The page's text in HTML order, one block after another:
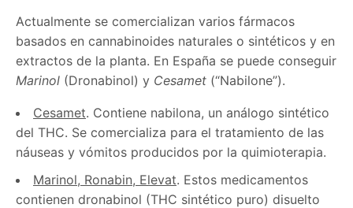
Actualmente se comercializan varios fármacos
basados en cannabinoides naturales o sintéticos y en
extractos de la planta. En España se puede conseguir
Marinol (Dronabinol) y Cesamet (“Nabilone”).
Cesamet. Contiene nabilona, un análogo sintético
del THC. Se comercializa para el tratamiento de las
náuseas y vómitos producidos por la quimioterapia.
Marinol, Ronabin, Elevat. Estos medicamentos
contienen dronabinol (THC sintético puro) disuelto